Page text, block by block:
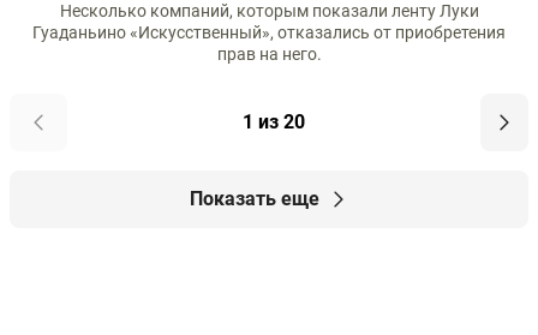
Несколько компаний, которым показали ленту Луки
Гуаданьино «Искусственный», отказались от приобретения
прав на него.
1 из 20
Показать еще